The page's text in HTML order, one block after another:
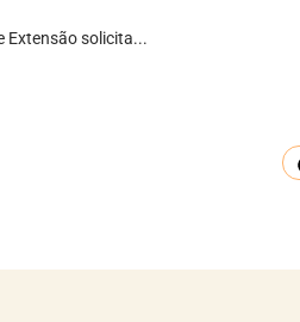
Extensão solicita...